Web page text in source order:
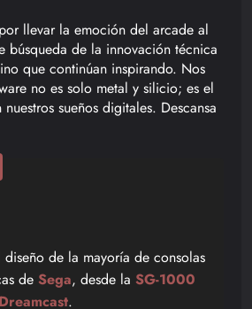
por llevar la emoción del arcade al
búsqueda de la innovación técnica
que continúan inspirando. Nos
no es solo metal y silicio; es el
sueños digitales. Descansa
diseño de la mayoría de consolas
de Sega, desde la SG-1000
Dreamcast.